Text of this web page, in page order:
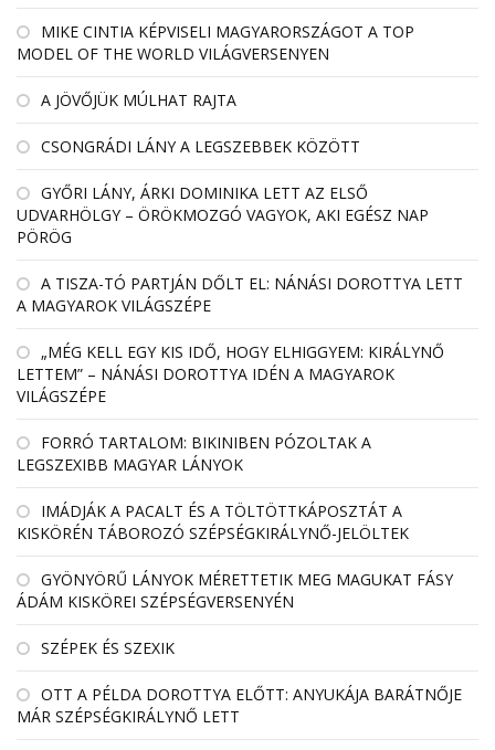
MIKE CINTIA KÉPVISELI MAGYARORSZÁGOT A TOP
MODEL OF THE WORLD VILÁGVERSENYEN
A JÖVŐJÜK MÚLHAT RAJTA
CSONGRÁDI LÁNY A LEGSZEBBEK KÖZÖTT
GYŐRI LÁNY, ÁRKI DOMINIKA LETT AZ ELSŐ
UDVARHÖLGY – ÖRÖKMOZGÓ VAGYOK, AKI EGÉSZ NAP
PÖRÖG
A TISZA-TÓ PARTJÁN DŐLT EL: NÁNÁSI DOROTTYA LETT
A MAGYAROK VILÁGSZÉPE
„MÉG KELL EGY KIS IDŐ, HOGY ELHIGGYEM: KIRÁLYNŐ
LETTEM” – NÁNÁSI DOROTTYA IDÉN A MAGYAROK
VILÁGSZÉPE
FORRÓ TARTALOM: BIKINIBEN PÓZOLTAK A
LEGSZEXIBB MAGYAR LÁNYOK
IMÁDJÁK A PACALT ÉS A TÖLTÖTTKÁPOSZTÁT A
KISKÖRÉN TÁBOROZÓ SZÉPSÉGKIRÁLYNŐ-JELÖLTEK
GYÖNYÖRŰ LÁNYOK MÉRETTETIK MEG MAGUKAT FÁSY
ÁDÁM KISKÖREI SZÉPSÉGVERSENYÉN
SZÉPEK ÉS SZEXIK
OTT A PÉLDA DOROTTYA ELŐTT: ANYUKÁJA BARÁTNŐJE
MÁR SZÉPSÉGKIRÁLYNŐ LETT